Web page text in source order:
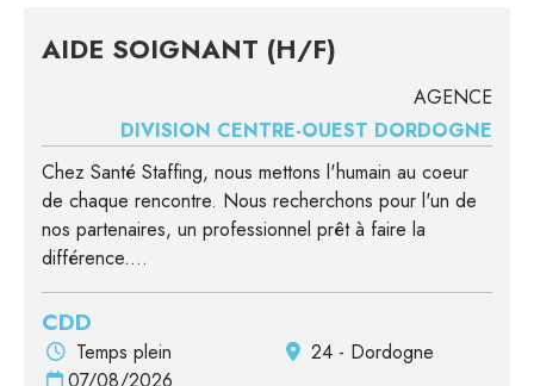
AIDE SOIGNANT (H/F)
AGENCE
DIVISION CENTRE-OUEST DORDOGNE
Chez Santé Staffing, nous mettons l'humain au coeur
de chaque rencontre. Nous recherchons pour l'un de
nos partenaires, un professionnel prêt à faire la
différence....
CDD
Temps plein
24 - Dordogne